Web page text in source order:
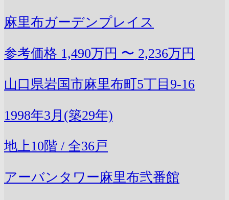
麻里布ガーデンプレイス
参考価格 1,490万円 〜 2,236万円
山口県岩国市麻里布町5丁目9-16
1998年3月(築29年)
地上10階 / 全36戸
アーバンタワー麻里布弐番館